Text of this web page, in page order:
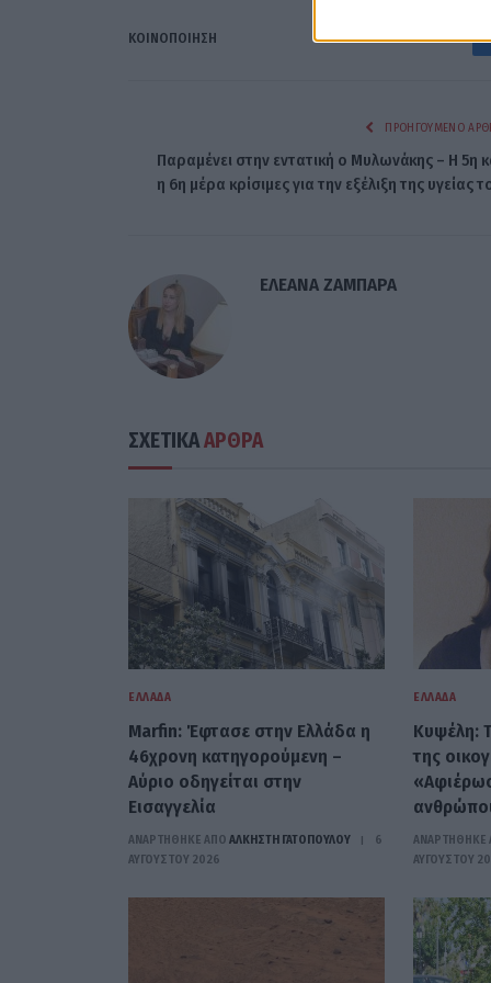
ΚΟΙΝΟΠΟΊΗΣΗ
ΠΡΟΗΓΟΎΜΕΝΟ
Παραμένει στην εντατική ο Μυλωνάκης – Η 5η
η 6η μέρα κρίσιμες για την εξέλιξη της υγείας
ΕΛΕΑΝΑ ΖΑΜΠΑΡΑ
ΣΧΕΤΙΚΑΑΡΘΡΑ
ΕΛΛΆΔΑ
Marfin: Έφτασε στην Ελλάδα η
46χρονη κατηγορούμενη –
Αύριο οδηγείται στην
Εισαγγελία
ΑΝΑΡΤΗΘΗΚΕ ΑΠΟ ΆΛΚΗΣΤΗ ΓΑΤΟΠΟΎΛΟΥ
6
ΑΥΓΟΎΣΤΟΥ 2026
ΕΛΛΆΔΑ
Κυψέλη:
της
ΑΝΑΡΤΗΘΗΚΕ
ΑΥΓΟΎΣΤΟΥ